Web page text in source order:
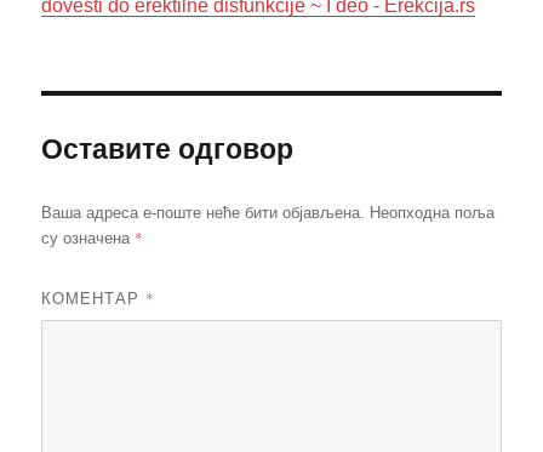
dovesti do erektilne disfunkcije ~ I deo - Erekcija.rs
Оставите одговор
Ваша адреса е-поште неће бити објављена. Неопходна поља
су означена *
КОМЕНТАР *